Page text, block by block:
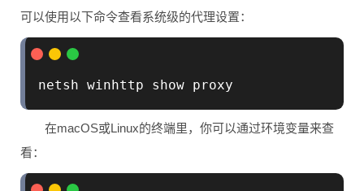
可以使用以下命令查看系统级的代理设置：
netsh winhttp show proxy
在macOS或Linux的终端里，你可以通过环境变量来查
看：